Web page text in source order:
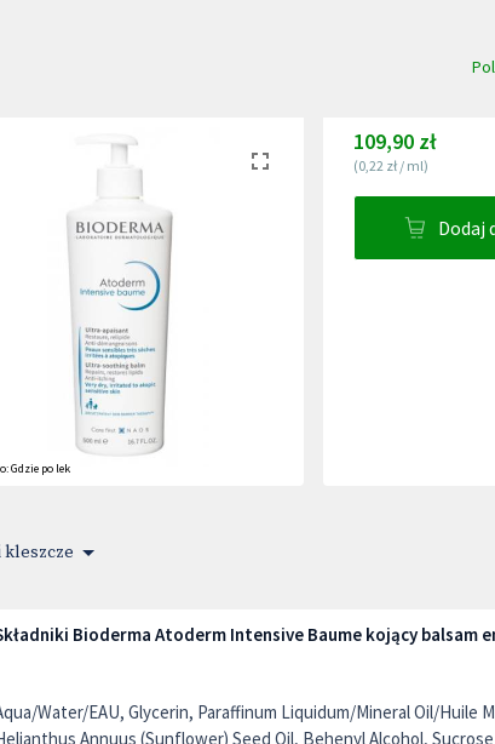
Gdzie po lek
109,90 zł
(0,22 zł/ ml)
Dodaj
kleszcze
Bioderma Atoderm Intensive Baume kojący balsam
Water/EAU, Glycerin, Paraffinum Liquidum/Mineral Oil/Huile
Annuus (Sunflower) Seed Oil, Behenyl Alcohol,